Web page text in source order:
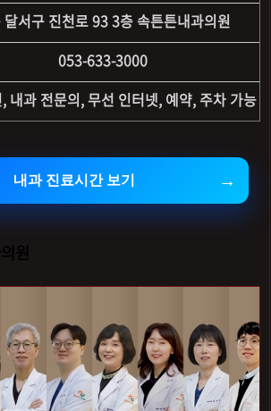
달서구 진천로 93 3층 속튼튼내과의원
053-633-3000
내과 전문의, 무선 인터넷, 예약, 주차 가능
내과 진료시간 보기
원